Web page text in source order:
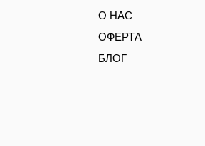
О НАС
ОФЕРТА
БЛОГ